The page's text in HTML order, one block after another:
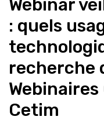
Webinar
: quels
recherche
Cetim